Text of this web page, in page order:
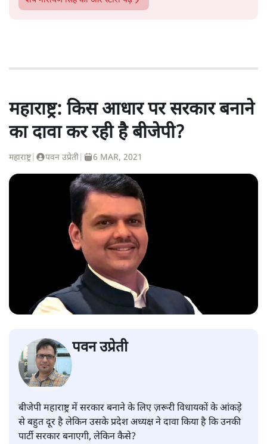
महाराष्ट्र: किस आधार पर सरकार बनाने
का दावा कर रही है बीजेपी?
महाराष्ट्र| पवन उप्रेती 6 MAR, 2021
पवन उप्रेती
बीजेपी महाराष्ट्र में सरकार बनाने के लिए ज़रूरी विधायकों के आंकड़े
से बहुत दूर है लेकिन उसके प्रदेश अध्यक्ष ने दावा किया है कि उनकी
पार्टी सरकार बनाएगी, लेकिन कैसे?